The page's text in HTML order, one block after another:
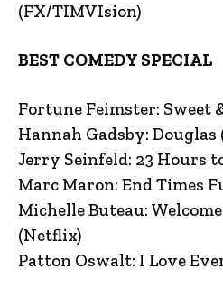
(FX/TIMVIsion)
BEST COMEDY SPECIAL
Fortune Feimster: Sweet
Hannah Gadsby:
Jerry Seinfeld: 23 Hours
Marc Maron: End Times
Michelle Buteau:
(Netflix)
Patton Oswalt: I Love